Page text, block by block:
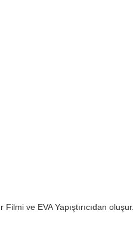
ve EVA Yapıştırıcıdan oluşur.